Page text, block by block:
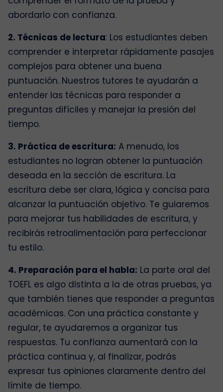
abordarlo con confianza.
2. Técnicas de lectura: Los estudiantes deben
comprender e interpretar rápidamente pasajes
complejos para obtener una buena
puntuación. Nuestros tutores te ayudarán a
entender las técnicas para responder a
preguntas difíciles y manejar la presión del
tiempo.
3. Práctica de escritura: A menudo, los
estudiantes no logran obtener la puntuación
deseada en la sección de escritura. La
escritura debe ser clara, lógica y concisa para
alcanzar la puntuación objetivo. Te guiaremos
para mejorar tus habilidades de escritura, y
recibirás retroalimentación para perfeccionar
tu estilo.
4. Preparación para el habla: La parte oral del
TOEFL es algo distinta a la de otras pruebas, ya
que también tienes que responder a preguntas
académicas. Con una práctica constante y
regular, te ayudaremos a organizar tus
respuestas. Tu confianza aumentará con la
práctica continua y, al finalizar, podrás
expresar tus opiniones claramente dentro del
límite de tiempo.